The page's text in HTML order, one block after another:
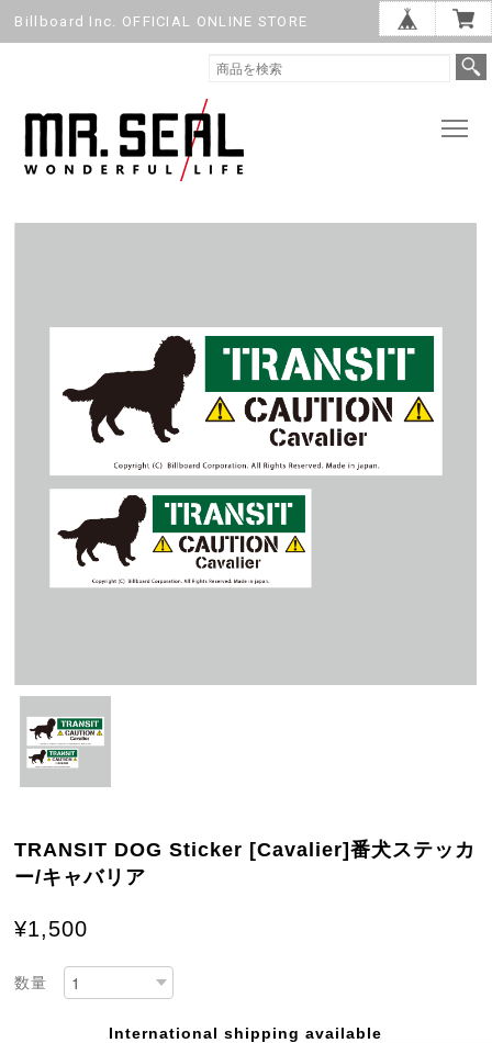
Billboard Inc. OFFICIAL ONLINE STORE
TRANSIT DOG Sticker [Cavalier]番犬ステッカ
ー/キャバリア
¥1,500
数量
International shipping available